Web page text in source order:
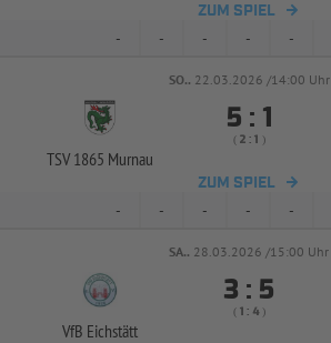
ZUM SPIEL
- - - - -
SO.. 22.03.2026 /14:00 Uhr
TSV 1865 Murnau
 : 
(  :  )
ZUM SPIEL
- - - - -
SA.. 28.03.2026 /15:00 Uhr
VfB Eichstätt
 : 
(  :  )